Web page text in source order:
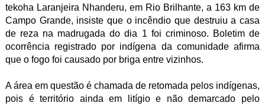
tekoha Laranjeira Nhanderu, em Rio Brilhante, a 163 km de
Campo Grande, insiste que o incêndio que destruiu a casa
de reza na madrugada do dia 1 foi criminoso. Boletim de
ocorrência registrado por indígena da comunidade afirma
que o fogo foi causado por briga entre vizinhos.
A área em questão é chamada de retomada pelos indígenas,
pois é território ainda em litígio e não demarcado pelo